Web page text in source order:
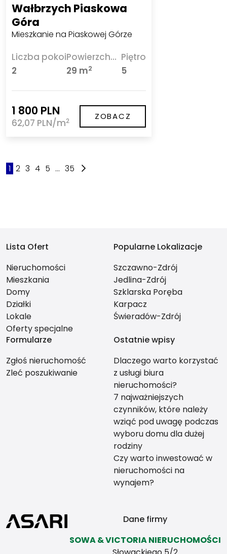
Wałbrzych Piaskowa
Góra
Mieszkanie na Piaskowej Górze
Liczba pokoi
2
Powierzchnia
29 m2
Piętro
5
1 800 PLN
62,07 PLN/m2 ZOBACZ
1 2 3 4 5 ... 35
Lista Ofert
Nieruchomości
Mieszkania
Domy
Działki
Lokale
Oferty specjalne
Popularne Lokalizacje
Szczawno-Zdrój
Jedlina-Zdrój
Szklarska Poręba
Karpacz
Świeradów-Zdrój
Formularze
Zgłoś nieruchomość
Zleć poszukiwanie
Ostatnie wpisy
Dlaczego warto korzystać
z usługi biura
nieruchomości?
7 najważniejszych
czynników, które należy
wziąć pod uwagę podczas
wyboru domu dla dużej
rodziny
Czy warto inwestować w
nieruchomości na
wynajem?
Dane firmy
SOWA & VICTORIA NIERUCHOMOŚCI